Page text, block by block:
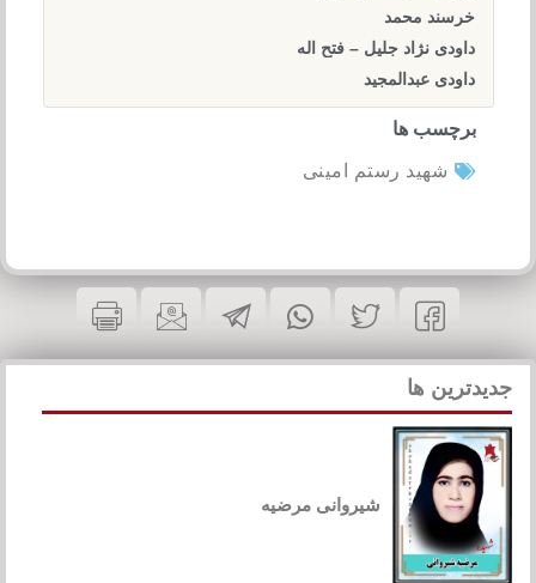
خرسند محمد
داودی نژاد جلیل – فتح اله
داودی عبدالمجید
برچسب ها
شهید رستم امینی
جدیدترین ها
شیروانی مرضیه